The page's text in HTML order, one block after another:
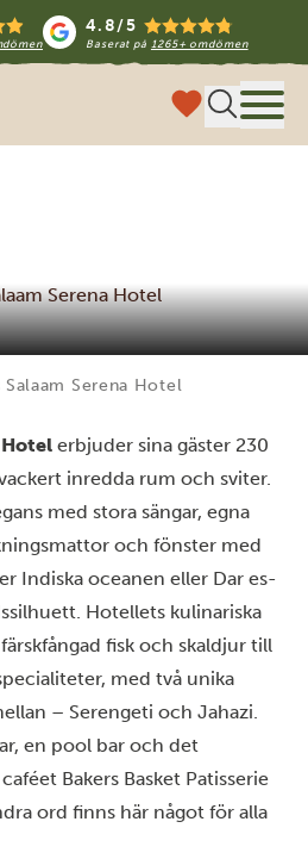
4.8/5
Baserat på 1265+ omdömen
Serena Hotel
Salaam Serena Hotel
Hotel erbjuder sina gäster 230
inredda rum och sviter.
med stora sängar, egna
och fönster med
Indiska oceanen eller Dar es-
Hotellets kulinariska
fisk och skaldjur till
med två unika
– Serengeti och Jahazi.
en pool bar och det
Bakers Basket Patisserie
ord finns här något för alla